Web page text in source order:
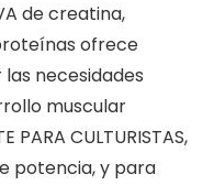
de creatina,
ofrece
necesidades
muscular
PARA CULTURISTAS,
potencia, y para